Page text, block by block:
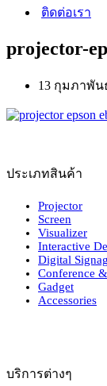
ติดต่อเรา
projector-
13 กุมภาพัน
ประเภทสินค้า
Projector
Screen
Visualizer
Interactive
Digital
Conference
Gadget
Accessories
บริการต่างๆ